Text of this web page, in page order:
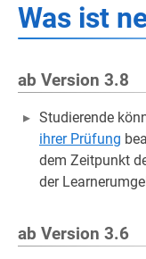
Was ist
ab Version 3.8
Studierende
ihrer Prüfung
dem Zeitpunkt
der
ab Version 3.6